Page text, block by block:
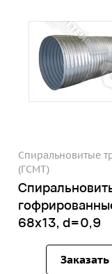
Спиральновитые
(ГСМТ)
68х13, d=0,9